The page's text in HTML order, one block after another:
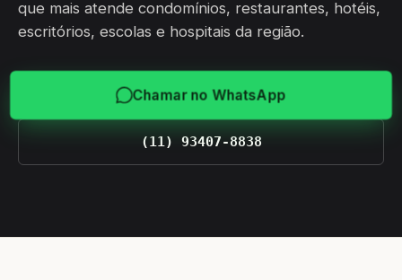
que mais atende condomínios, restaurantes, hotéis,
escritórios, escolas e hospitais da região.
Chamar no WhatsApp
(11) 93407-8838